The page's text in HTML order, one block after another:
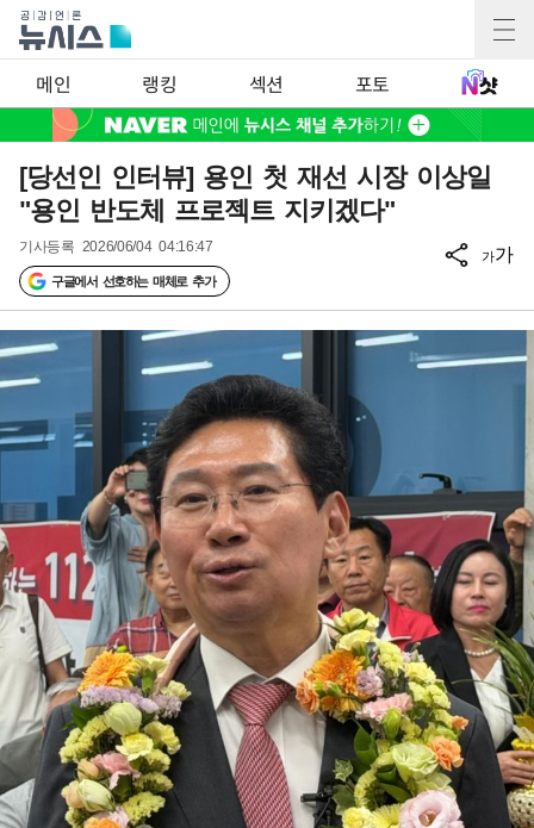
메인 랭킹 섹션 포토
[당선인 인터뷰] 용인 첫 재선 시장 이상일
"용인 반도체 프로젝트 지키겠다"
기사등록 2026/06/04 04:16:47
구글에서 선호하는 매체로 추가
가가